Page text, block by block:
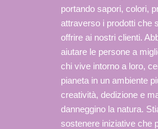
portando sapori, colori,
attraverso i prodotti che
offrire ai nostri clienti.
aiutare le persone a
chi vive intorno a loro,
pianeta in un ambiente
creatività, dedizione e
danneggino la natura.
sostenere iniziative che